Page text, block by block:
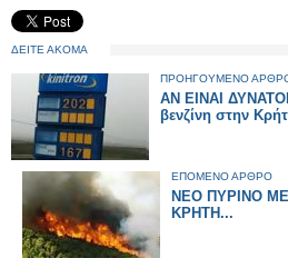
ΔΕΙΤΕ ΑΚΟΜΑ
ΠΡΟΗΓΟΥΜΕΝΟ
ΑΝ ΕΙΝΑΙ
βενζίνη στην
ΕΠΟΜΕΝΟ ΑΡΘΡΟ
ΝΕΟ ΠΥΡΙΝΟ
ΚΡΗΤΗ...